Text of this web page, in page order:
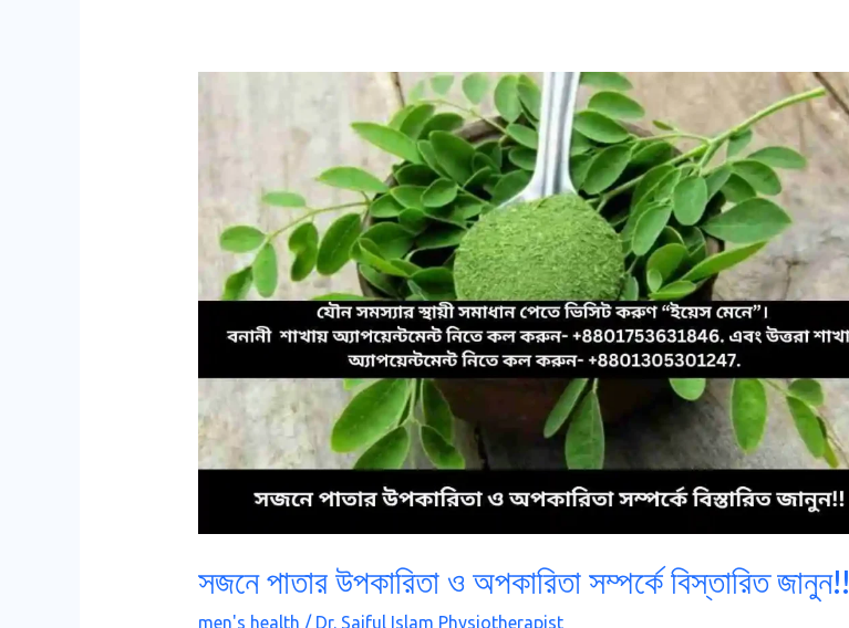
সজনে পাতার উপকারিতা ও অপকারিতা সম্পর্কে বিস্তারিত জানুন!!
men's health / Dr. Saiful Islam Physiotherapist
অপকারিতা
সম্পর্কে
বিস্তারিত